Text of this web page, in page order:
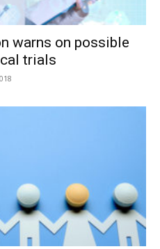
warns on possible
trials